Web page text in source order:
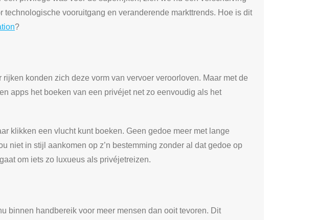
vooruitgang en veranderende markttrends. Hoe is dit
?
konden zich deze vorm van vervoer veroorloven. Maar met de
apps het boeken van een privéjet net zo eenvoudig als het
klikken een vlucht kunt boeken. Geen gedoe meer met lange
in stijl aankomen op z’n bestemming zonder al dat gedoe op
om iets zo luxueus als privéjetreizen.
binnen handbereik voor meer mensen dan ooit tevoren. Dit